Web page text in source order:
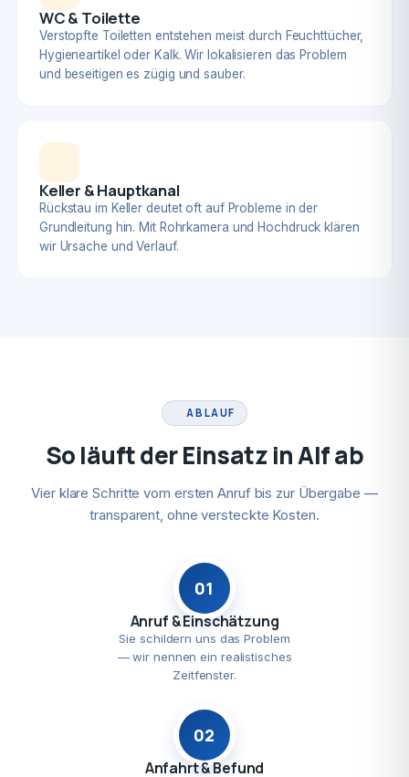
WC & Toilette
Verstopfte Toiletten entstehen meist durch Feuchttücher,
Hygieneartikel oder Kalk. Wir lokalisieren das Problem
und beseitigen es zügig und sauber.
Keller & Hauptkanal
Rückstau im Keller deutet oft auf Probleme in der
Grundleitung hin. Mit Rohrkamera und Hochdruck klären
wir Ursache und Verlauf.
ABLAUF
So läuft der Einsatz in Alf ab
Vier klare Schritte vom ersten Anruf bis zur Übergabe —
transparent, ohne versteckte Kosten.
01
Anruf & Einschätzung
Sie schildern uns das Problem
— wir nennen ein realistisches
Zeitfenster.
02
Anfahrt & Befund